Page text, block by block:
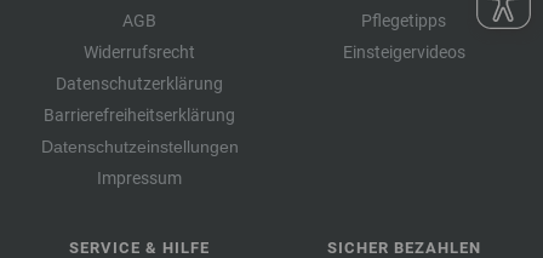
AGB
Widerrufsrecht
Datenschutzerklärung
Barrierefreiheitserklärung
Datenschutzeinstellungen
Impressum
Pflegetipps
Einsteigervideos
SERVICE & HILFE SICHER BEZAHLEN